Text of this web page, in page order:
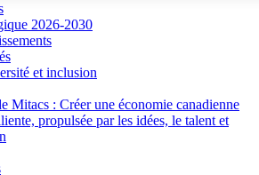
2026-2030
et inclusion
Mitacs : Créer une économie canadienne
propulsée par les idées, le talent et